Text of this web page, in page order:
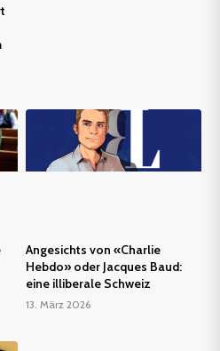
Angesichts von «Charlie
Hebdo» oder Jacques Baud:
eine illiberale Schweiz
13. März 2026